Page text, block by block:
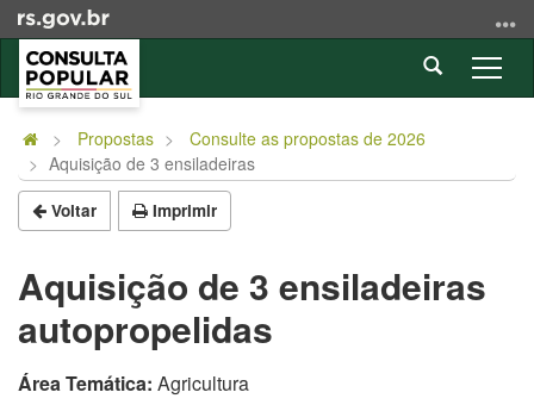
para
conteúdo
para
menu
para
busca
a
Abrir
a
Início
conteúdo
Propostas
Consulte as propostas de 2026
Aquisição de 3 ensiladeiras
Voltar Imprimir
Aquisição de 3 ensiladeiras
autopropelidas
Área Temática: Agricultura